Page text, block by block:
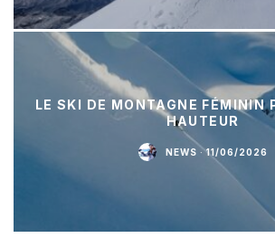
LE SKI DE MONTAGNE FÉMININ
HAUTEUR
NEWS · 11/06/2026